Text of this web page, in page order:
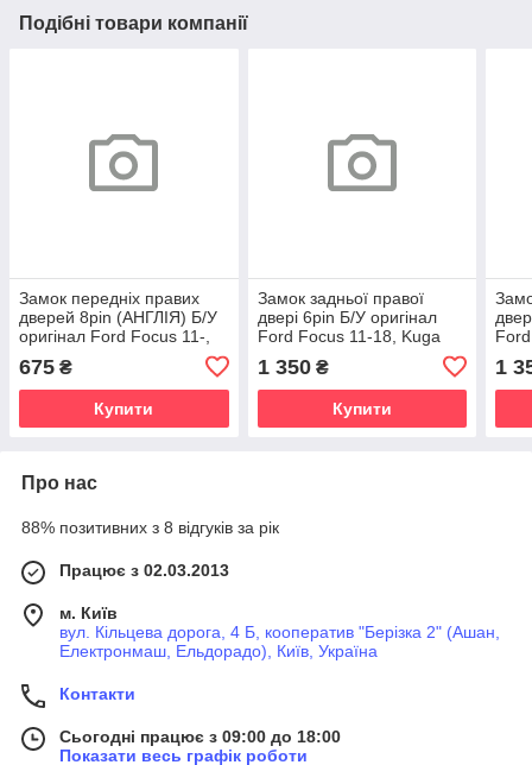
Подібні товари компанії
Замок передніх правих
дверей 8pin (АНГЛІЯ) Б/У
оригінал Ford Focus 11-,
Courier 14-
675 ₴
Купити
Замок задньої правої
двері 6pin Б/У оригінал
Ford Focus 11-18, Kuga
1 350₴
Купити
1
Про нас
88% позитивних з 8 відгуків за рік
Працює з 02.03.2013
м. Київ
вул. Кільцева дорога, 4 Б, кооператив "Берізка 2" (Ашан,
Електронмаш, Ельдорадо), Київ, Україна
Контакти
Сьогодні працює з 09:00 до 18:00
Показати весь графік роботи